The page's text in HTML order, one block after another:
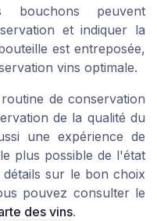
bouchons peuvent
et indiquer la
est entreposée,
vins optimale.
de conservation
de la qualité du
une expérience de
plus possible de l'état
sur le bon choix
pouvez consulter le
des vins.